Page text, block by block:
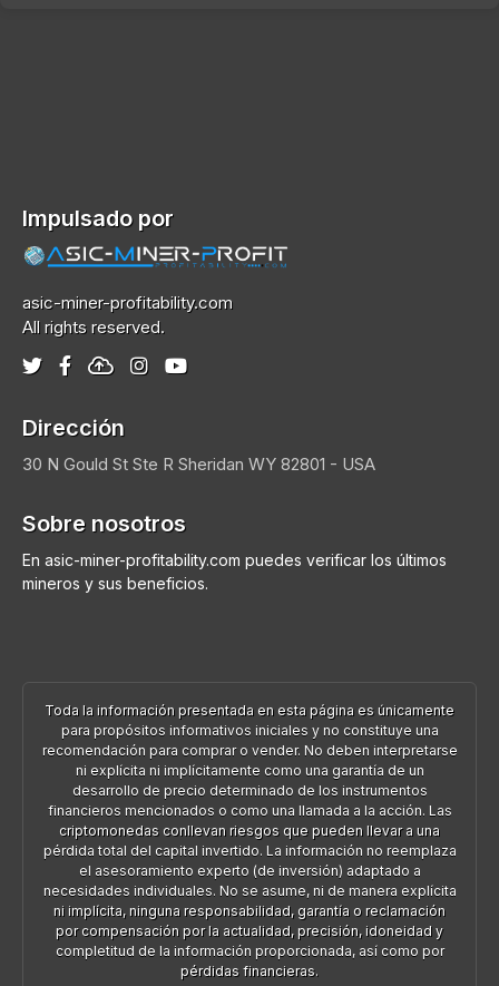
Impulsado por
asic-miner-profitability.com
All rights reserved.
Dirección
30 N Gould St Ste R Sheridan WY 82801 - USA
Sobre nosotros
En asic-miner-profitability.com puedes verificar los últimos
mineros y sus beneficios.
Toda la información presentada en esta página es únicamente
para propósitos informativos iniciales y no constituye una
recomendación para comprar o vender. No deben interpretarse
ni explícita ni implícitamente como una garantía de un
desarrollo de precio determinado de los instrumentos
financieros mencionados o como una llamada a la acción. Las
criptomonedas conllevan riesgos que pueden llevar a una
pérdida total del capital invertido. La información no reemplaza
el asesoramiento experto (de inversión) adaptado a
necesidades individuales. No se asume, ni de manera explícita
ni implícita, ninguna responsabilidad, garantía o reclamación
por compensación por la actualidad, precisión, idoneidad y
completitud de la información proporcionada, así como por
pérdidas financieras.